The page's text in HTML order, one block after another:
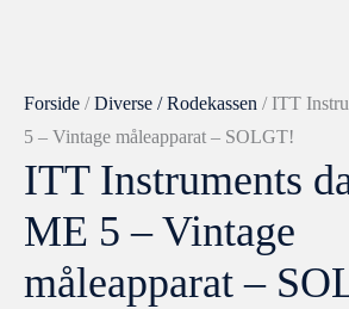
Forside /Diverse / Rodekassen / ITT
5 – Vintage måleapparat – SOLGT!
ITT Instruments
ME 5 – Vintage
måleapparat –